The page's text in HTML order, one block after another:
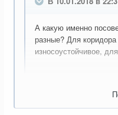
А какую именно
разные? Для
износоустойчивое,